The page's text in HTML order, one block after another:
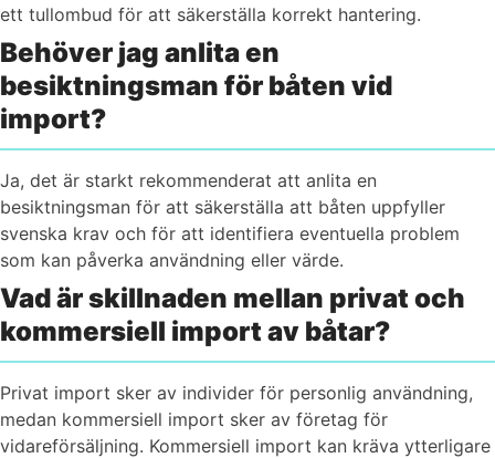
ett tullombud för att säkerställa korrekt hantering.
Behöver jag anlita en
besiktningsman för båten vid
import?
Ja, det är starkt rekommenderat att anlita en
besiktningsman för att säkerställa att båten uppfyller
svenska krav och för att identifiera eventuella problem
som kan påverka användning eller värde.
Vad är skillnaden mellan privat och
kommersiell import av båtar?
Privat import sker av individer för personlig användning,
medan kommersiell import sker av företag för
vidareförsäljning. Kommersiell import kan kräva ytterligare